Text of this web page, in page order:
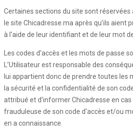
Certaines sections du site sont
le site Chicadresse.ma après qu’ils aient
à l'aide de leur identifiant et de leur mot
Les codes d'accès et les mots de passe
L’Utilisateur est responsable des
lui appartient donc de prendre toutes les
la sécurité et la confidentialité de son
attribué et d’informer Chicadresse en
frauduleuse de son code d'accès et/ou
en a connaissance.